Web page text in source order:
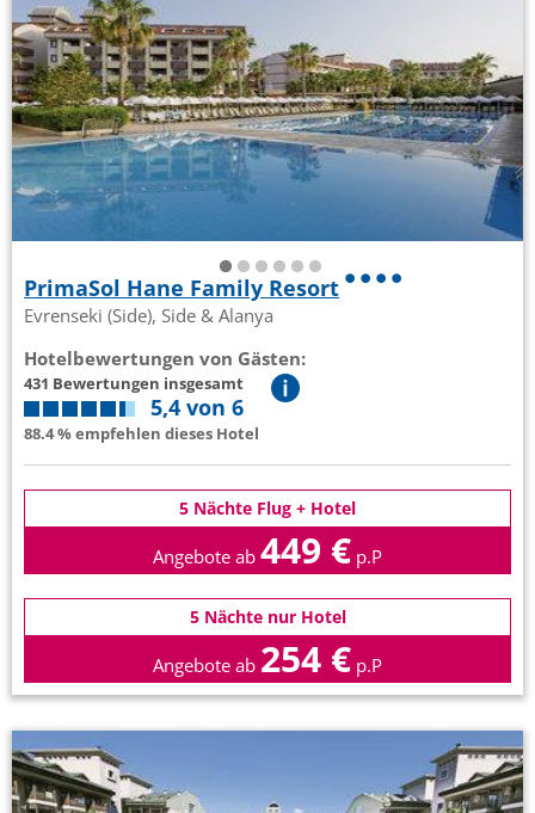
PrimaSol Hane Family Resort
Evrenseki (Side), Side & Alanya
Hotelbewertungen von Gästen:
431 Bewertungen insgesamt
5,4 von 6
88.4 % empfehlen dieses Hotel
5 Nächte Flug + Hotel
Angebote ab 449 € p.P
5 Nächte nur Hotel
Angebote ab 254 € p.P